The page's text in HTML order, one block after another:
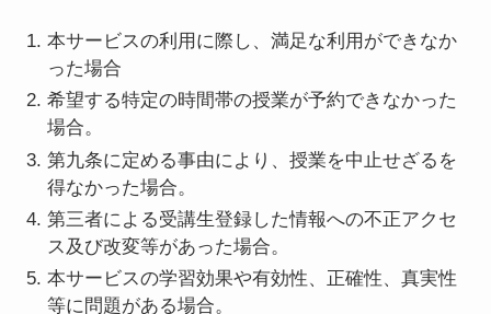
本サービスの利用に際し、満足な利用ができなか
った場合
希望する特定の時間帯の授業が予約できなかった
場合。
第九条に定める事由により、授業を中止せざるを
得なかった場合。
第三者による受講生登録した情報への不正アクセ
ス及び改変等があった場合。
本サービスの学習効果や有効性、正確性、真実性
等に問題がある場合。